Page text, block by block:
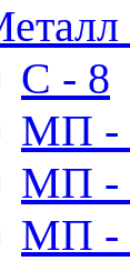
C - 8
МП -
МП -
МП -